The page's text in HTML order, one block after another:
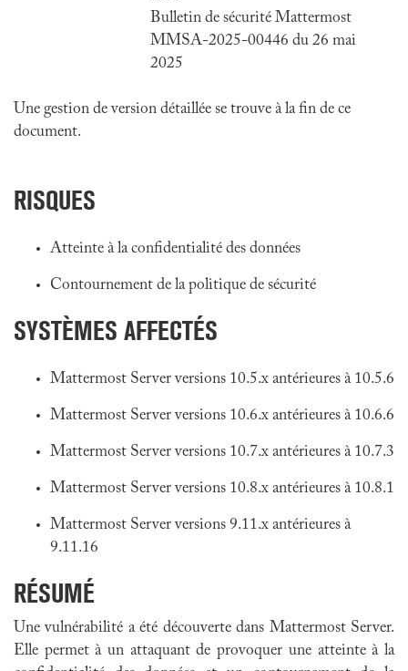
Bulletin de sécurité Mattermost
MMSA-2025-00446 du 26 mai
2025
Une gestion de version détaillée se trouve à la fin de ce
document.
RISQUES
Atteinte à la confidentialité des données
Contournement de la politique de sécurité
SYSTÈMES AFFECTÉS
Mattermost Server versions 10.5.x antérieures à 10.5.6
Mattermost Server versions 10.6.x antérieures à 10.6.6
Mattermost Server versions 10.7.x antérieures à 10.7.3
Mattermost Server versions 10.8.x antérieures à 10.8.1
Mattermost Server versions 9.11.x antérieures à
9.11.16
RÉSUMÉ
Une vulnérabilité a été découverte dans Mattermost Server.
Elle permet à un attaquant de provoquer une atteinte à la